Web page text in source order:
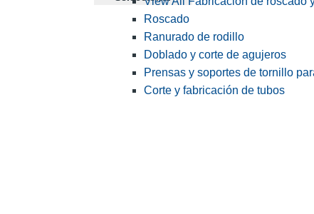
Roscado
Ranurado de rodillo
Doblado y corte de agujeros
Prensas y soportes de tornillo
Corte y fabricación de tubos